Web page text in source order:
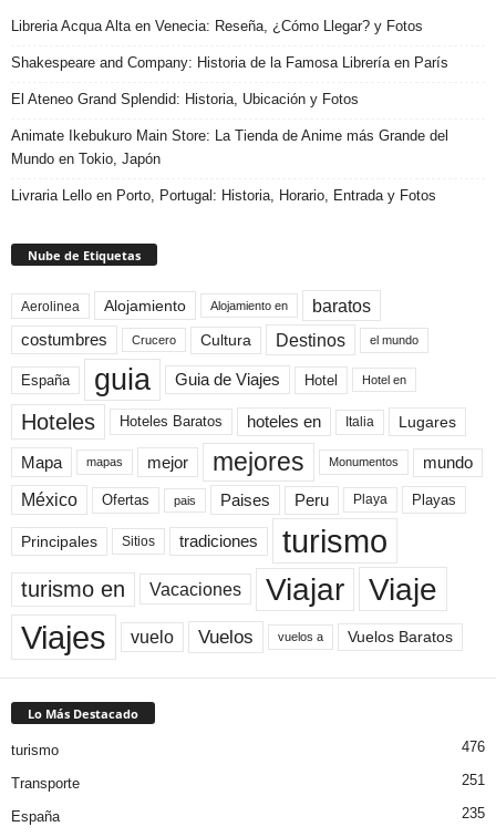
Libreria Acqua Alta en Venecia: Reseña, ¿Cómo Llegar? y Fotos
Shakespeare and Company: Historia de la Famosa Librería en París
El Ateneo Grand Splendid: Historia, Ubicación y Fotos
Animate Ikebukuro Main Store: La Tienda de Anime más Grande del
Mundo en Tokio, Japón
Livraria Lello en Porto, Portugal: Historia, Horario, Entrada y Fotos
Nube de Etiquetas
Aerolinea Alojamiento Alojamiento en baratos
costumbres Crucero Cultura Destinos el mundo
España guia Guia de Viajes Hotel Hotel en
Hoteles Hoteles Baratos hoteles en Italia Lugares
Mapa mapas mejor mejores Monumentos mundo
México Ofertas pais Paises Peru Playa Playas
Principales Sitios tradiciones turismo
turismo en Vacaciones Viajar Viaje
Viajes vuelo Vuelos vuelos a Vuelos Baratos
Lo Más Destacado
turismo 476
Transporte 251
España 235